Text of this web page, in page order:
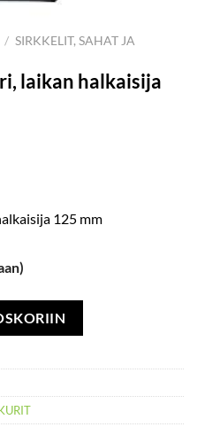
/ SIRKKELIT, SAHAT JA
laikan halkaisija
125 mm
125 mm määrä